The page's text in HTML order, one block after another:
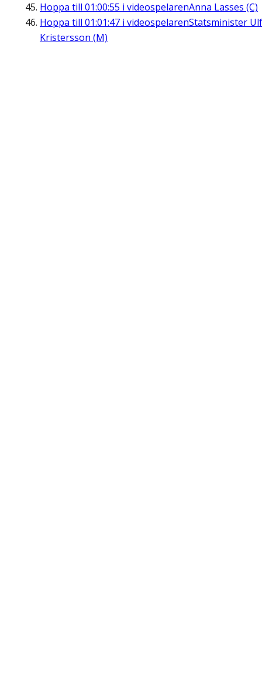
Hoppa till 01:00:55 i videospelarenAnna Lasses (C)
Hoppa till 01:01:47 i videospelarenStatsminister Ulf
Kristersson (M)